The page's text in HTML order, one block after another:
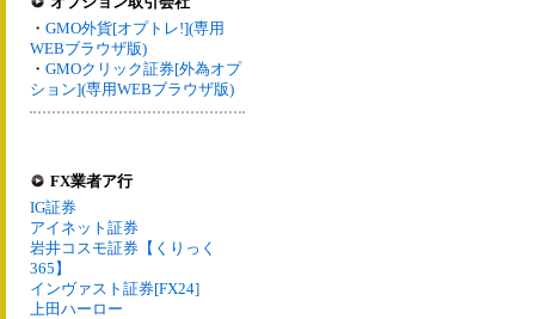
・ GMO外貨[オプトレ!](専用
WEBブラウザ版)
・ GMOクリック証券[外為オプ
ション](専用WEBブラウザ版)
FX業者ア行
IG証券
アイネット証券
岩井コスモ証券【くりっく
365】
インヴァスト証券[FX24]
上田ハーロー